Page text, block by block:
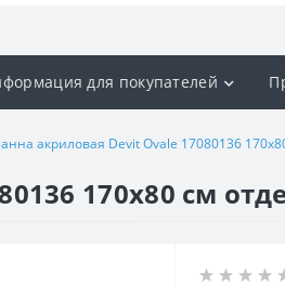
для покупателей
акриловая Devit Ovale 17080136
170х80 см